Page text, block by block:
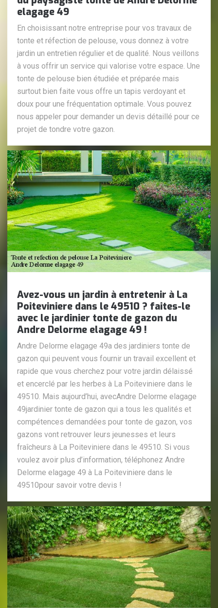
elagage 49
En choisissant notre entreprise pour vos travaux de
tonte et réfection de pelouse, vous donnez à votre
jardin un entretien régulier et de qualité. Nous veillons
à vous offrir un service qui valorise votre espace. Une
tonte de pelouse bien étudiée et préparée mais
surtout bien faite vous offre un tapis verdoyant et
doux pour une fréquentation optimale. Vous pouvez
nous appeler pour demander un devis détaillé pour ce
projet de tondre votre gazon.
Avez-vous un jardin à entretenir à La
Poiteviniere dans le 49510 ? faites-le
avec le jardinier tonte de gazon du
Andre Delorme elagage 49 !
Andre Delorme elagage 49a des jardiniers tonte de
gazon qui peuvent vous fournir un travail excellent et
rapide que vous cherchez pour votre jardin délaissé
et encerclé par les herbes à La Poiteviniere dans le
49510. Mais aujourd’hui, avecAndre Delorme elagage
49jardinier tonte de gazon qui a tous les qualités et
compétences demandées pour tonte de gazon, vos
gazons vont retrouver leurs jeunesses et leurs
fraîcheurs à La Poiteviniere dans le 49510. Si vous
voulez avoir plus d’information, téléphonez Andre
Delorme elagage 49 à La Poiteviniere dans le
49510pour savoir votre devis !